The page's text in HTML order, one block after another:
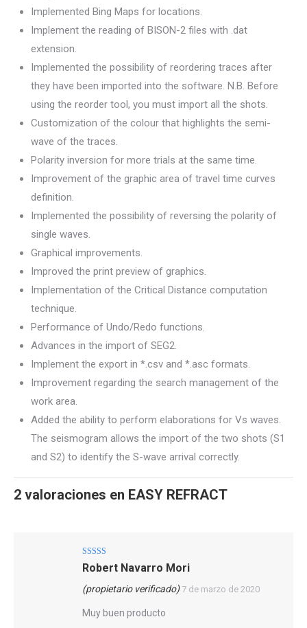
Implemented Bing Maps for locations.
Implement the reading of BISON-2 files with .dat
extension.
Implemented the possibility of reordering traces after
they have been imported into the software. N.B. Before
using the reorder tool, you must import all the shots.
Customization of the colour that highlights the semi-
wave of the traces.
Polarity inversion for more trials at the same time.
Improvement of the graphic area of travel time curves
definition.
Implemented the possibility of reversing the polarity of
single waves.
Graphical improvements.
Improved the print preview of graphics.
Implementation of the Critical Distance computation
technique.
Performance of Undo/Redo functions.
Advances in the import of SEG2.
Implement the export in *.csv and *.asc formats.
Improvement regarding the search management of the
work area.
Added the ability to perform elaborations for Vs waves.
The seismogram allows the import of the two shots (S1
and S2) to identify the S-wave arrival correctly.
2 valoraciones en EASY REFRACT
Valorado con
5de 5
Robert Navarro Mori
(propietario verificado) 7 de marzo de 2020
Muy buen producto